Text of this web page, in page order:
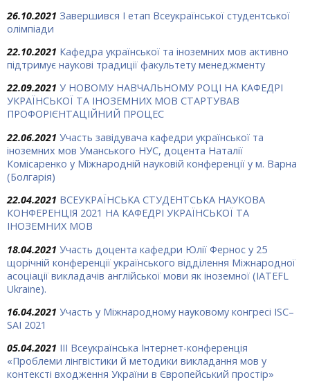
26.10.2021 Завершився І етап Всеукраїнської студентської
олімпіади
22.10.2021 Кафедра української та іноземних мов активно
підтримує наукові традиції факультету менеджменту
22.09.2021 У НОВОМУ НАВЧАЛЬНОМУ РОЦІ НА КАФЕДРІ
УКРАЇНСЬКОЇ ТА ІНОЗЕМНИХ МОВ СТАРТУВАВ
ПРОФОРІЄНТАЦІЙНИЙ ПРОЦЕС
22.06.2021 Участь завідувача кафедри української та
іноземних мов Уманського НУС, доцента Наталії
Комісаренко у Міжнародній науковій конференції у м. Варна
(Болгарія)
22.04.2021 ВСЕУКРАЇНСЬКА СТУДЕНТСЬКА НАУКОВА
КОНФЕРЕНЦІЯ 2021 НА КАФЕДРІ УКРАЇНСЬКОЇ ТА
ІНОЗЕМНИХ МОВ
18.04.2021 Участь доцента кафедри Юлії Фернос у 25
щорічній конференції українського відділення Міжнародної
асоціації викладачів англійської мови як іноземної (IATEFL
Ukraine).
16.04.2021 Участь у Міжнародному науковому конгресі ISC–
SAI 2021
05.04.2021 IІІ Всеукраїнська Інтернет-конференція
«Проблеми лінгвістики й методики викладання мов у
контексті входження України в Європейський простір»